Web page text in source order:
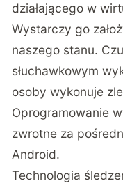
działającego w
Wystarczy go
naszego stanu.
słuchawkowym
osoby wykonuje
Oprogramowanie
zwrotne za
Android.
Technologia